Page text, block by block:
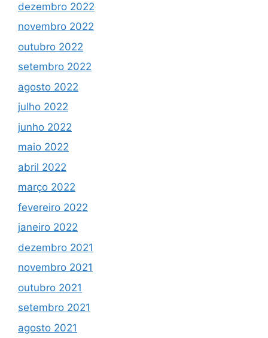
dezembro 2022
novembro 2022
outubro 2022
setembro 2022
agosto 2022
julho 2022
junho 2022
maio 2022
abril 2022
março 2022
fevereiro 2022
janeiro 2022
dezembro 2021
novembro 2021
outubro 2021
setembro 2021
agosto 2021